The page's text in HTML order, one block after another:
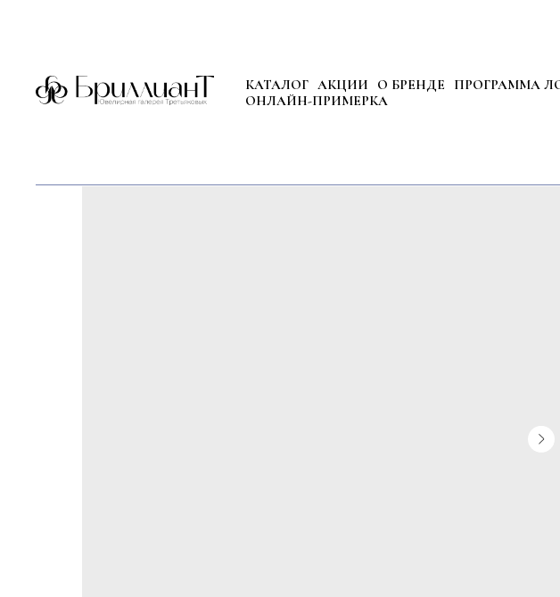
КАТАЛОГ АКЦИИ О БРЕНДЕ ПРОГРАММА
ОНЛАЙН-ПРИМЕРКА